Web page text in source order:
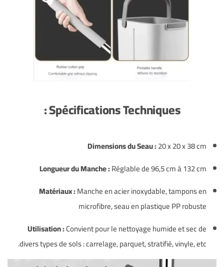
Spécifications Techniques :
Dimensions du Seau :20 x 20 x 38 cm
Longueur du Manche :Réglable de 96,5 cm à 132 cm
Matériaux :Manche en acier inoxydable, tampons en
microfibre, seau en plastique PP robuste
Utilisation :Convient pour le nettoyage humide et sec de
divers types de sols : carrelage, parquet, stratifié, vinyle, etc.